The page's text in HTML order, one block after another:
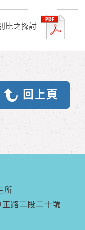
比之探討
回上頁
所
路二段二十號